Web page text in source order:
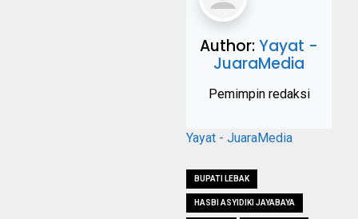
Author:Yayat -
JuaraMedia
Pemimpin redaksi
Yayat - JuaraMedia
BUPATI LEBAK
HASBI ASYIDIKI JAYABAYA